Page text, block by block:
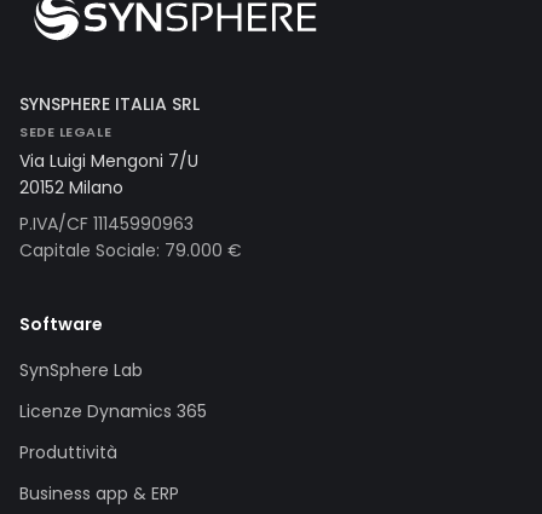
SYNSPHERE ITALIA SRL
SEDE LEGALE
Via Luigi Mengoni 7/U
20152 Milano
P.IVA/CF 11145990963
Capitale Sociale: 79.000 €
Software
SynSphere Lab
Licenze Dynamics 365
Produttività
Business app & ERP